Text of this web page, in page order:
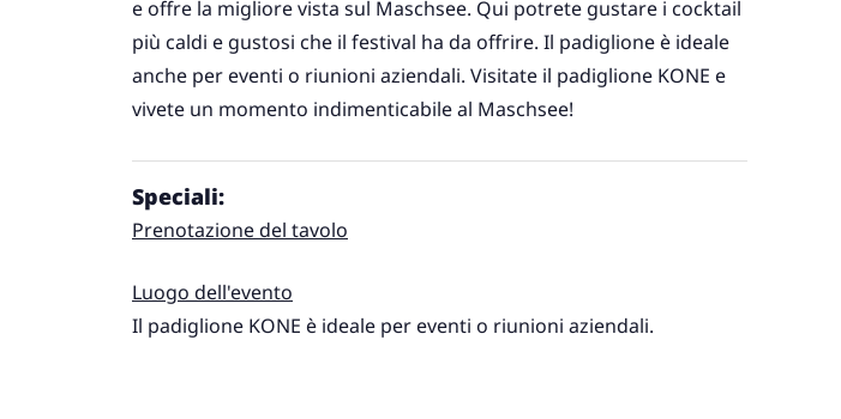
e offre la migliore vista sul Maschsee. Qui potrete gustare i cocktail
più caldi e gustosi che il festival ha da offrire. Il padiglione è ideale
anche per eventi o riunioni aziendali. Visitate il padiglione KONE e
vivete un momento indimenticabile al Maschsee!
Speciali:
Prenotazione del tavolo
Luogo dell'evento
Il padiglione KONE è ideale per eventi o riunioni aziendali.